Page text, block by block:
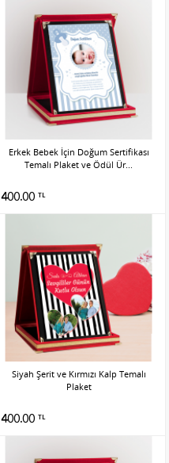
Erkek Bebek İçin Doğum Sertifikası
Temalı Plaket ve Ödül Ür...
400.00 TL
Siyah Şerit ve Kırmızı Kalp Temalı
Plaket
400.00 TL